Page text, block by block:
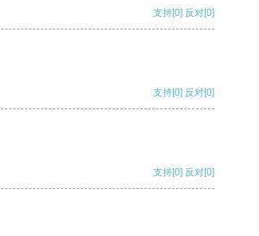
支持[0] 反对[0]
支持[0] 反对[0]
支持[0] 反对[0]